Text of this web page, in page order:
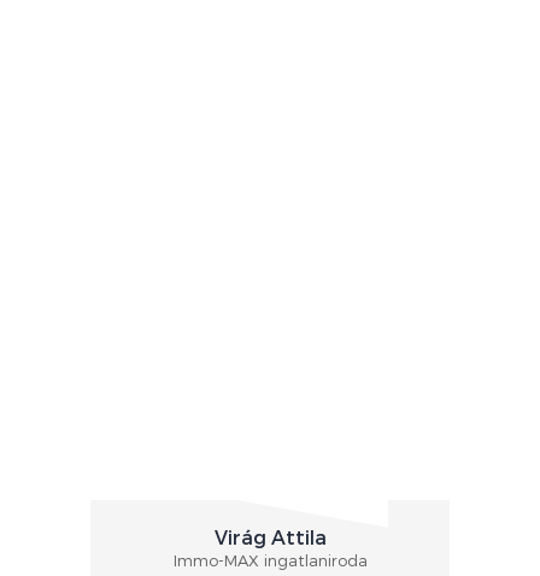
Virág Attila
Immo-MAX ingatlaniroda